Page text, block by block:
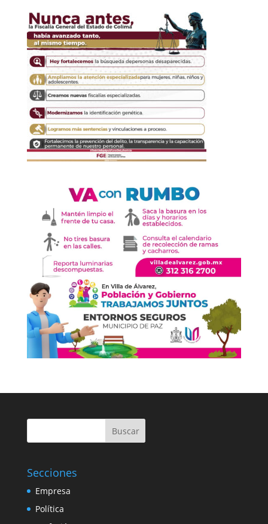
Buscar
Secciones
Empresa
Política